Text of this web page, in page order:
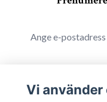
Vi använder